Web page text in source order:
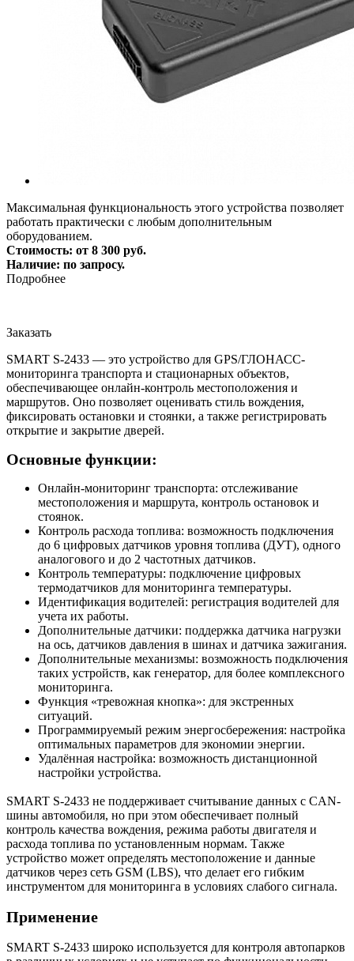
Максимальная функциональность этого устройства позволяет
работать практически с любым дополнительным
оборудованием.
Стоимость: от 8 300 руб.
Наличие: по запросу.
Подробнее
Заказать
SMART S-2433 — это устройство для GPS/ГЛОНАСС-
мониторинга транспорта и стационарных объектов,
обеспечивающее онлайн-контроль местоположения и
маршрутов. Оно позволяет оценивать стиль вождения,
фиксировать остановки и стоянки, а также регистрировать
открытие и закрытие дверей.
Основные функции:
Онлайн-мониторинг транспорта: отслеживание
местоположения и маршрута, контроль остановок и
стоянок.
Контроль расхода топлива: возможность подключения
до 6 цифровых датчиков уровня топлива (ДУТ), одного
аналогового и до 2 частотных датчиков.
Контроль температуры: подключение цифровых
термодатчиков для мониторинга температуры.
Идентификация водителей: регистрация водителей для
учета их работы.
Дополнительные датчики: поддержка датчика нагрузки
на ось, датчиков давления в шинах и датчика зажигания.
Дополнительные механизмы: возможность подключения
таких устройств, как генератор, для более комплексного
мониторинга.
Функция «тревожная кнопка»: для экстренных
ситуаций.
Программируемый режим энергосбережения: настройка
оптимальных параметров для экономии энергии.
Удалённая настройка: возможность дистанционной
настройки устройства.
SMART S-2433 не поддерживает считывание данных с CAN-
шины автомобиля, но при этом обеспечивает полный
контроль качества вождения, режима работы двигателя и
расхода топлива по установленным нормам. Также
устройство может определять местоположение и данные
датчиков через сеть GSM (LBS), что делает его гибким
инструментом для мониторинга в условиях слабого сигнала.
Применение
SMART S-2433 широко используется для контроля автопарков